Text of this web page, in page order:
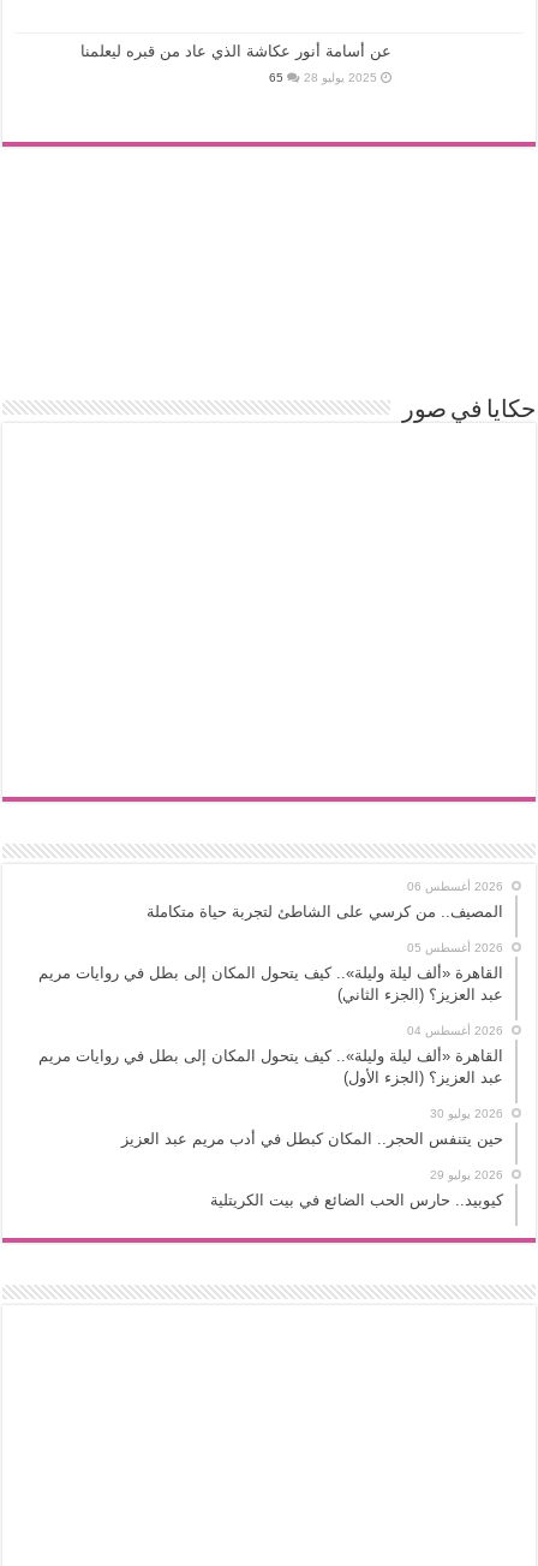
عن أسامة أنور عكاشة الذي عاد من قبره ليعلمنا
2025 يوليو 28 65
حكايا في صور
2026 أغسطس 06
المصيف.. من كرسي على الشاطئ لتجربة حياة متكاملة
2026 أغسطس 05
القاهرة «ألف ليلة وليلة».. كيف يتحول المكان إلى بطل في روايات مريم
عبد العزيز؟ (الجزء الثاني)
2026 أغسطس 04
القاهرة «ألف ليلة وليلة».. كيف يتحول المكان إلى بطل في روايات مريم
عبد العزيز؟ (الجزء الأول)
2026 يوليو 30
حين يتنفس الحجر.. المكان كبطل في أدب مريم عبد العزيز
2026 يوليو 29
كيوبيد.. حارس الحب الضائع في بيت الكريتلية